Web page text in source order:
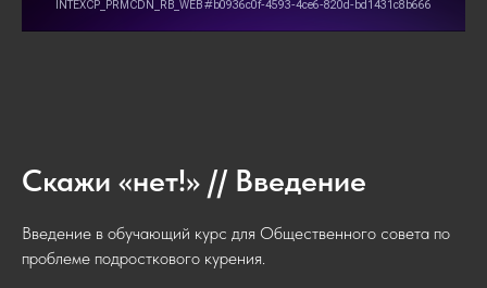
Скажи «нет!» // Введение
Введение в обучающий курс для Общественного совета по
проблеме подросткового курения.